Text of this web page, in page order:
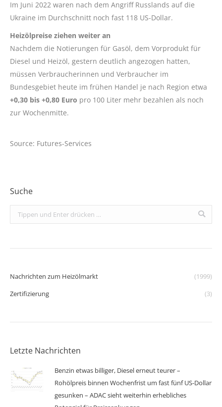
Im Juni 2022 waren nach dem Angriff Russlands auf die
Ukraine im Durchschnitt noch fast 118 US-Dollar.
Heizölpreise ziehen weiter an
Nachdem die Notierungen für Gasöl, dem Vorprodukt für
Diesel und Heizöl, gestern deutlich angezogen hatten,
müssen Verbraucherinnen und Verbraucher im
Bundesgebiet heute im frühen Handel je nach Region etwa
+0,30 bis +0,80 Euro pro 100 Liter mehr bezahlen als noch
zur Wochenmitte.
Source: Futures-Services
Suche
Search:
Nachrichten zum Heizölmarkt
(1999)
Zertifizierung
(3)
Letzte Nachrichten
Benzin etwas billiger, Diesel erneut teurer –
Rohölpreis binnen Wochenfrist um fast fünf US-Dollar
gesunken – ADAC sieht weiterhin erhebliches